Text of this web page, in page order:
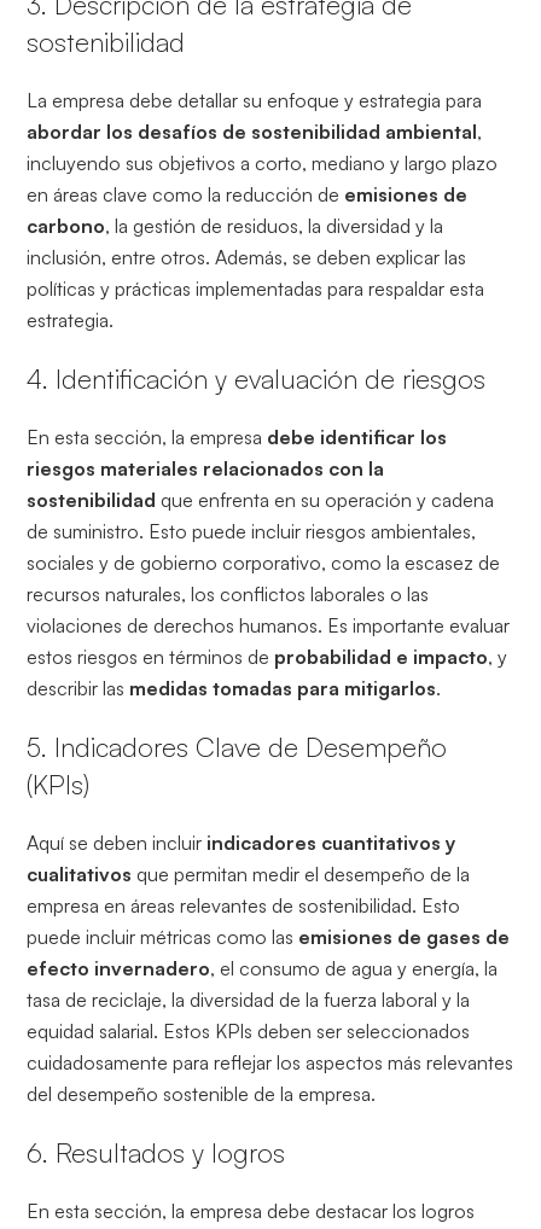
sostenibilidad
La empresa debe detallar su enfoque y estrategia para
abordar los desafíos de sostenibilidad ambiental,
incluyendo sus objetivos a corto, mediano y largo plazo
en áreas clave como la reducción de emisiones de
carbono, la gestión de residuos, la diversidad y la
inclusión, entre otros. Además, se deben explicar las
políticas y prácticas implementadas para respaldar esta
estrategia.
4. Identificación y evaluación de riesgos
En esta sección, la empresa debe identificar los
riesgos materiales relacionados con la
sostenibilidad que enfrenta en su operación y cadena
de suministro. Esto puede incluir riesgos ambientales,
sociales y de gobierno corporativo, como la escasez de
recursos naturales, los conflictos laborales o las
violaciones de derechos humanos. Es importante evaluar
estos riesgos en términos de probabilidad e impacto, y
describir las medidas tomadas para mitigarlos.
5. Indicadores Clave de Desempeño
(KPIs)
Aquí se deben incluir indicadores cuantitativos y
cualitativos que permitan medir el desempeño de la
empresa en áreas relevantes de sostenibilidad. Esto
puede incluir métricas como las emisiones de gases de
efecto invernadero, el consumo de agua y energía, la
tasa de reciclaje, la diversidad de la fuerza laboral y la
equidad salarial. Estos KPIs deben ser seleccionados
cuidadosamente para reflejar los aspectos más relevantes
del desempeño sostenible de la empresa.
6. Resultados y logros
En esta sección, la empresa debe destacar los logros